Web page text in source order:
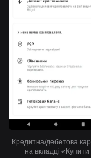
Кредитна/дебетова
на вкладці «Купити